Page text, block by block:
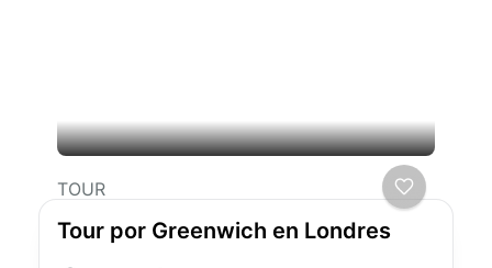
TOUR
Tour por Greenwich en Londres